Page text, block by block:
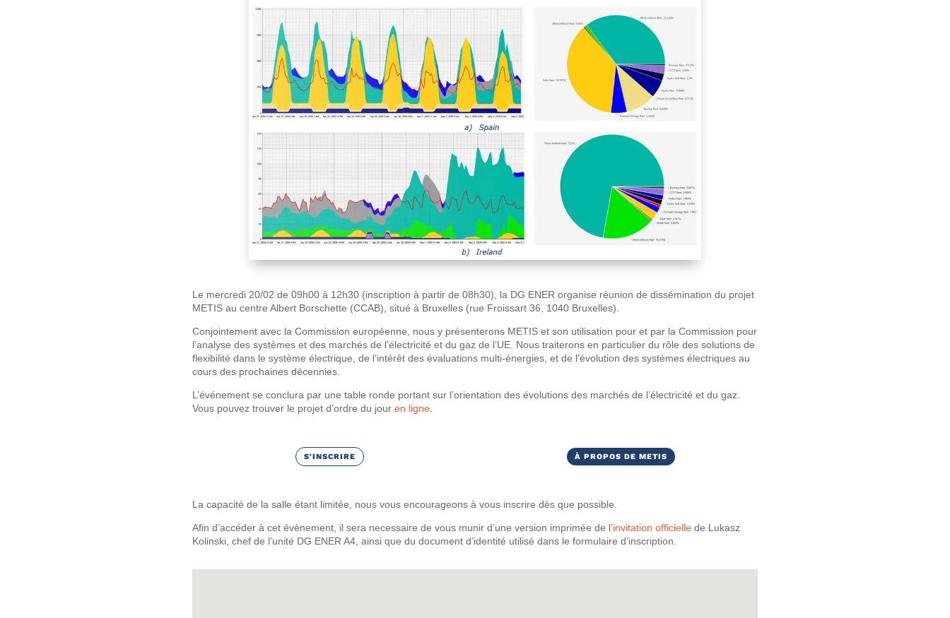
Le mercredi 20/02 de 09h00 à 12h30 (inscription à partir de 08h30), la DG ENER organise réunion de dissémination du projet
METIS au centre Albert Borschette (CCAB), situé à Bruxelles (rue Froissart 36, 1040 Bruxelles).
Conjointement avec la Commission européenne, nous y présenterons METIS et son utilisation pour et par la Commission pour
l’analyse des systèmes et des marchés de l’électricité et du gaz de l’UE. Nous traiterons en particulier du rôle des solutions de
flexibilité dans le système électrique, de l’intérêt des évaluations multi-énergies, et de l’évolution des systèmes électriques au
cours des prochaines décennies.
L’événement se conclura par une table ronde portant sur l’orientation des évolutions des marchés de l’électricité et du gaz.
Vous pouvez trouver le projet d’ordre du jour en ligne.
S'INSCRIRE À PROPOS DE METIS
La capacité de la salle étant limitée, nous vous encourageons à vous inscrire dès que possible.
Afin d’accéder à cet évènement, il sera necessaire de vous munir d’une version imprimée de l’invitation officielle de Lukasz
Kolinski, chef de l’unité DG ENER A4, ainsi que du document d’identité utilisé dans le formulaire d’inscription.